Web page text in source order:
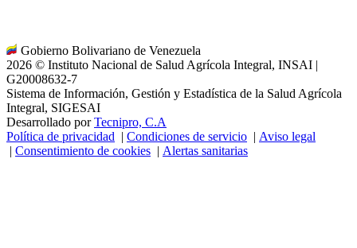
Gobierno Bolivariano de Venezuela
2026 © Instituto Nacional de Salud Agrícola Integral, INSAI |
G20008632-7
Sistema de Información, Gestión y Estadística de la Salud Agrícola
Integral, SIGESAI
Desarrollado porTecnipro, C.A
Política de privacidad | Condiciones de servicio | Aviso legal
| Consentimiento de cookies | Alertas sanitarias